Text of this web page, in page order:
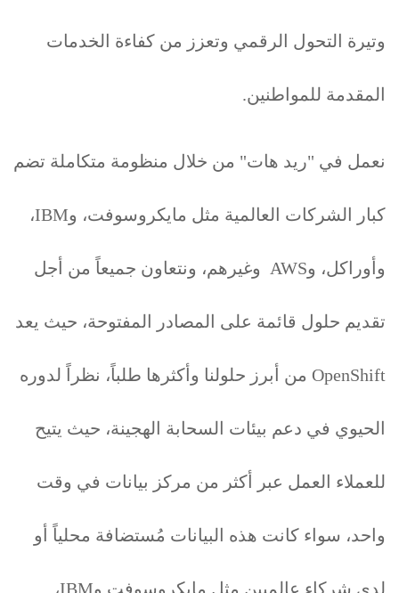
وتيرة التحول الرقمي وتعزز من كفاءة الخدمات
المقدمة للمواطنين.
نعمل في "ريد هات" من خلال منظومة متكاملة تضم
كبار الشركات العالمية مثل مايكروسوفت، وIBM،
وأوراكل، وAWS وغيرهم، ونتعاون جميعاً من أجل
تقديم حلول قائمة على المصادر المفتوحة، حيث يعد
OpenShift من أبرز حلولنا وأكثرها طلباً، نظراً لدوره
الحيوي في دعم بيئات السحابة الهجينة، حيث يتيح
للعملاء العمل عبر أكثر من مركز بيانات في وقت
واحد، سواء كانت هذه البيانات مُستضافة محلياً أو
لدى شركاء عالميين مثل مايكروسوفت وIBM،